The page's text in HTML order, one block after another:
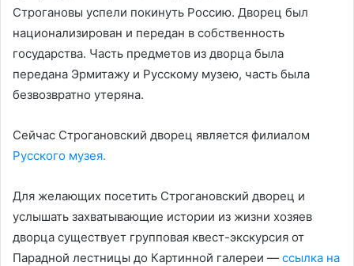
Строгановы успели покинуть Россию. Дворец был
национализирован и передан в собственность
государства. Часть предметов из дворца была
передана Эрмитажу и Русскому музею, часть была
безвозвратно утеряна.
Сейчас Строгановский дворец является филиалом
Русского музея.
Для желающих посетить Строгановский дворец и
услышать захватывающие истории из жизни хозяев
дворца существует групповая квест-экскурсия от
Парадной лестницы до Картинной галереи — ссылка на